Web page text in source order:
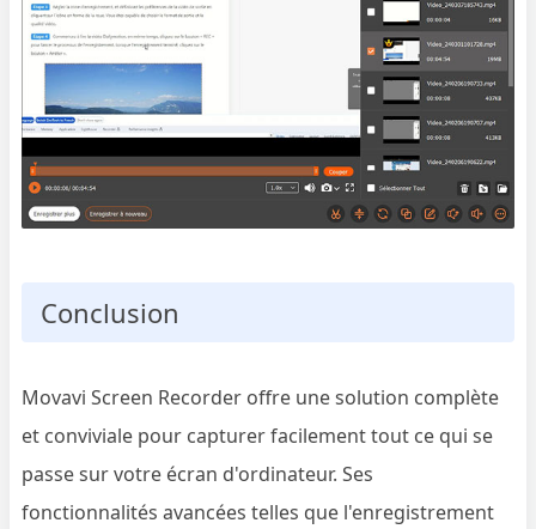
Conclusion
Movavi Screen Recorder offre une solution complète
et conviviale pour capturer facilement tout ce qui se
passe sur votre écran d'ordinateur. Ses
fonctionnalités avancées telles que l'enregistrement